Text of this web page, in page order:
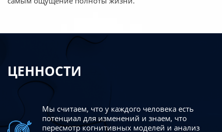
ЦЕННОСТИ
Мы считаем, что у каждого человека есть
потенциал для изменений и знаем, что
пересмотр когнитивных моделей и анализ